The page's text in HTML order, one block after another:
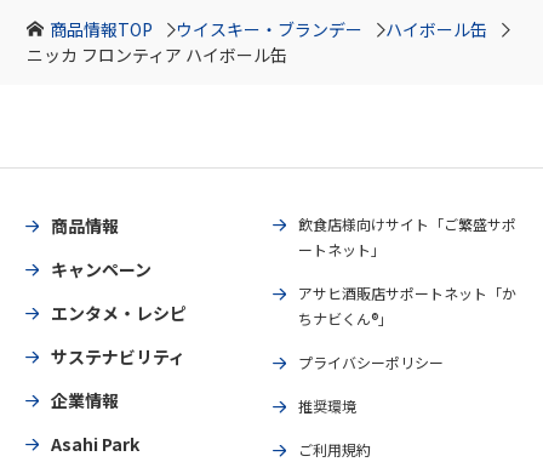
商品情報TOP ウイスキー・ブランデー
ハイボール缶
ニッカ フロンティア ハイボール缶
商品情報
キャンペーン
エンタメ・レシピ
サステナビリティ
企業情報
Asahi Park
飲食店様向けサイト「ご繁盛サポ
ートネット」
アサヒ酒販店サポートネット「か
ちナビくん®」
プライバシーポリシー
推奨環境
ご利用規約